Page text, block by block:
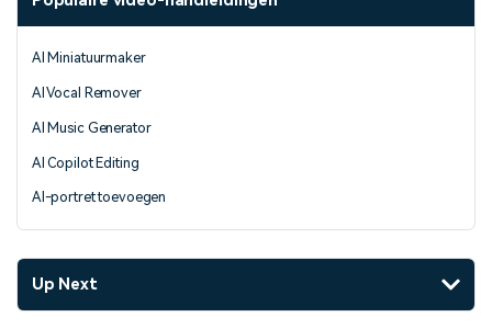
AI Miniatuurmaker
AI Vocal Remover
AI Music Generator
AI Copilot Editing
AI-portret toevoegen
Up Next